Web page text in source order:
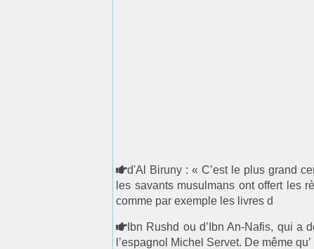
d'Al Biruny : « C’est le plus grand
les savants musulmans ont offert les
comme par exemple les livres d
Ibn Rushd ou d’Ibn An-Nafis, qui
l’espagnol Michel Servet. De même qu’